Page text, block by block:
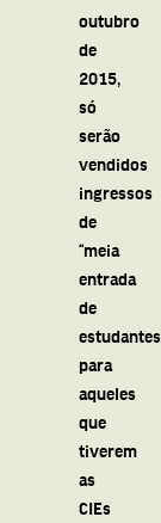
outubro
de
2015,
só
serão
vendidos
ingressos
de
“meia
entrada
de
para
aqueles
que
tiverem
as
CIEs